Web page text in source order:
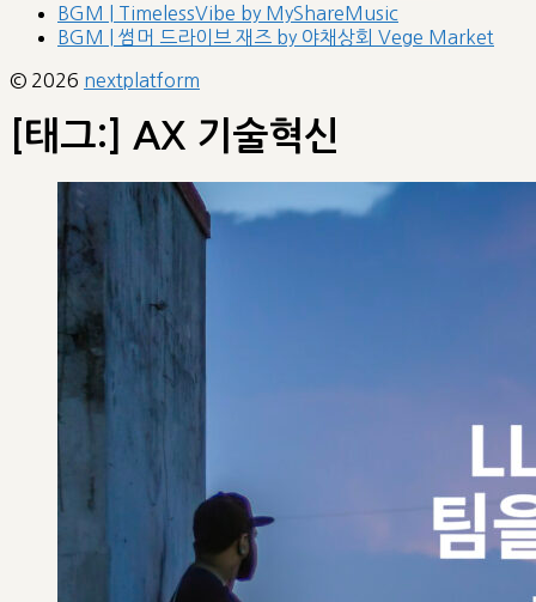
BGM | TimelessVibe by MyShareMusic
BGM | 썸머 드라이브 재즈 by 야채상회 Vege Market
© 2026 nextplatform
[태그:] AX 기술혁신